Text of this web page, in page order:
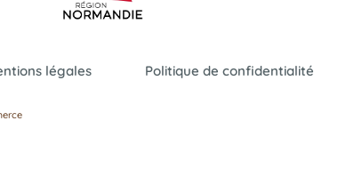
légales Politique de confidentialité